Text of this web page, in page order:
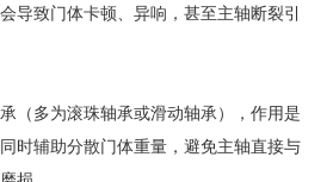
导致门体卡顿、异响，甚至主轴断裂引
（多为滚珠轴承或滑动轴承），作用是
时辅助分散门体重量，避免主轴直接与